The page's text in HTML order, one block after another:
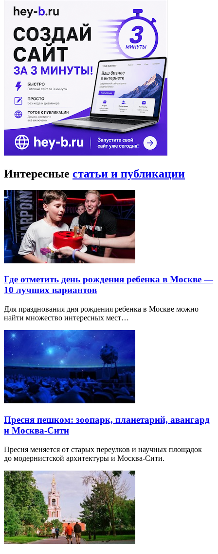
Интересные статьи и публикации
Где отметить день рождения ребенка в Москве —
10 лучших вариантов
Для празднования дня рождения ребенка в Москве можно
найти множество интересных мест…
Пресня пешком: зоопарк, планетарий, авангард
и Москва-Сити
Пресня меняется от старых переулков и научных площадок
до модернистской архитектуры и Москва-Сити.